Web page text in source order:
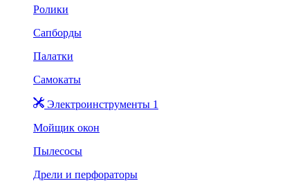
Ролики
Сапборды
Палатки
Самокаты
Электроинструменты 1
Мойщик окон
Пылесосы
Дрели и перфораторы